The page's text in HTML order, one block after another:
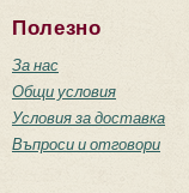
Полезно
За нас
Общи условия
Условия за доставка
Въпроси и отговори